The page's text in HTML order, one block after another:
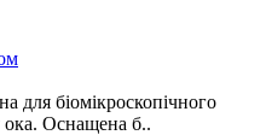
для біомікроскопічного
ока. Оснащена б..